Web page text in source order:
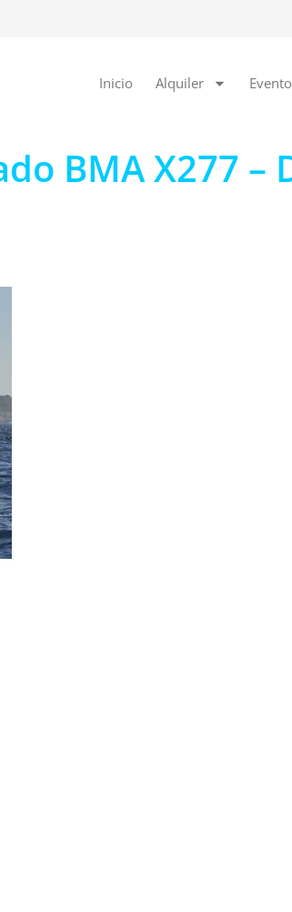
Inicio Alquiler
BMA X277 –